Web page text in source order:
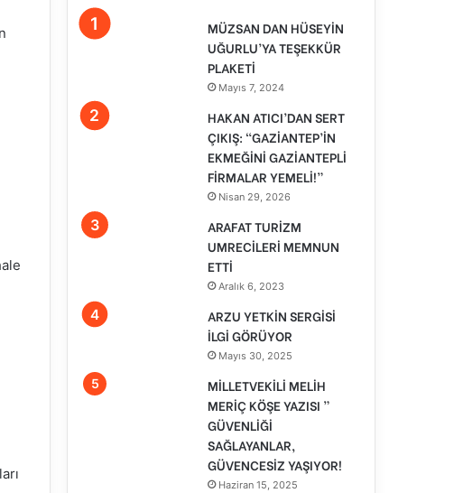
MÜZSAN DAN HÜSEYİN
UĞURLU’YA TEŞEKKÜR
PLAKETİ
Mayıs 7, 2024
HAKAN ATICI’DAN SERT
ÇIKIŞ: “GAZİANTEP’İN
EKMEĞİNİ GAZİANTEPLİ
FİRMALAR YEMELİ!”
Nisan 29, 2026
ARAFAT TURİZM
UMRECİLERİ MEMNUN
ETTİ
Aralık 6, 2023
ARZU YETKİN SERGİSİ
İLGİ GÖRÜYOR
Mayıs 30, 2025
MİLLETVEKİLİ MELİH
MERİÇ KÖŞE YAZISI ”
GÜVENLİĞİ
SAĞLAYANLAR,
GÜVENCESİZ YAŞIYOR!
Haziran 15, 2025